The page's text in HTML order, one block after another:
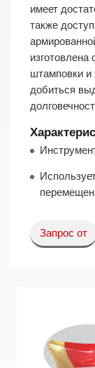
имеет
также
штамповки и
добиться
Запрос от